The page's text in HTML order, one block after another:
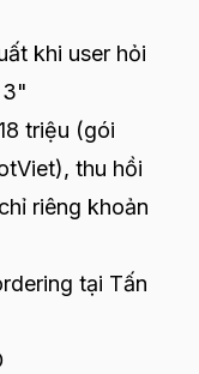
khi user hỏi
3"
triệu (gói
thu hồi
chỉ riêng khoản
tại Tấn